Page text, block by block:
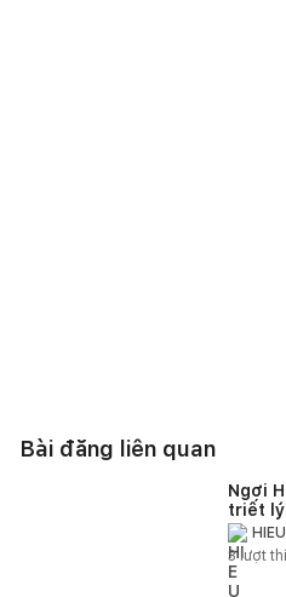
Bài đăng liên quan
Ngơi
triết lý
3lượt